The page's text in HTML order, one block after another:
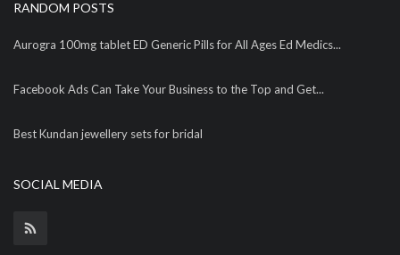
RANDOM POSTS
Aurogra 100mg tablet ED Generic Pills for All Ages Ed Medics...
Facebook Ads Can Take Your Business to the Top and Get...
Best Kundan jewellery sets for bridal
SOCIAL MEDIA